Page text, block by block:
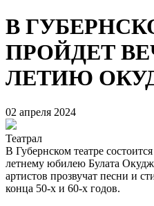
В
ПРОЙДЕТ
ЛЕТИЮ
02 апреля 2024
Театрал
В Губернском театре
летнему юбилею Булата
артистов прозвучат песни и
конца 50-х и 60-х годов.